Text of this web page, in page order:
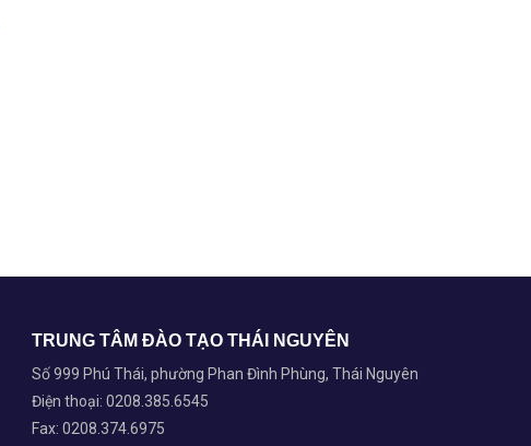
TRUNG TÂM ĐÀO TẠO THÁI NGUYÊN
Số 999 Phú Thái, phường Phan Đình Phùng, Thái Nguyên
Điện thoại: 0208.385.6545
Fax: 0208.374.6975